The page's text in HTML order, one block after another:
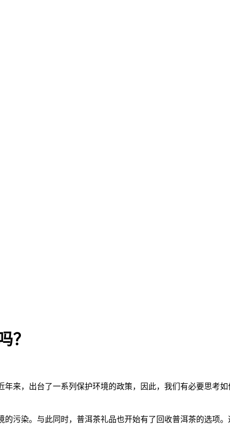
？
来，出台了一系列保护环境的政策，因此，我们有必要思考如
的污染。与此同时， 普洱茶礼品也开始有了回收普洱茶的选项